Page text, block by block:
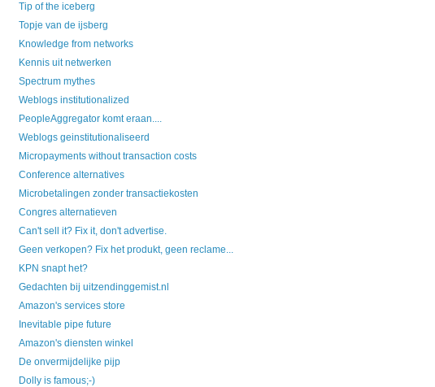
Tip of the iceberg
Topje van de ijsberg
Knowledge from networks
Kennis uit netwerken
Spectrum mythes
Weblogs institutionalized
PeopleAggregator komt eraan....
Weblogs geinstitutionaliseerd
Micropayments without transaction costs
Conference alternatives
Microbetalingen zonder transactiekosten
Congres alternatieven
Can't sell it? Fix it, don't advertise.
Geen verkopen? Fix het produkt, geen reclame...
KPN snapt het?
Gedachten bij uitzendinggemist.nl
Amazon's services store
Inevitable pipe future
Amazon's diensten winkel
De onvermijdelijke pijp
Dolly is famous;-)